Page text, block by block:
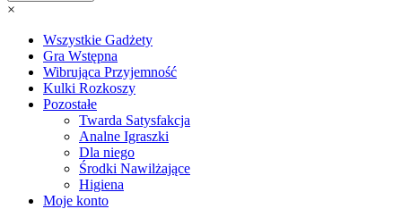
×
Wszystkie Gadżety
Gra Wstępna
Wibrująca Przyjemność
Kulki Rozkoszy
Pozostałe
Twarda Satysfakcja
Analne Igraszki
Dla niego
Środki Nawilżające
Higiena
Moje konto